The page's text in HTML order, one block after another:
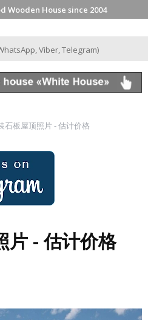
Wooden House since 2004
,Viber,Telegram)
石板屋顶照片 - 估计价格
片 - 估计价格